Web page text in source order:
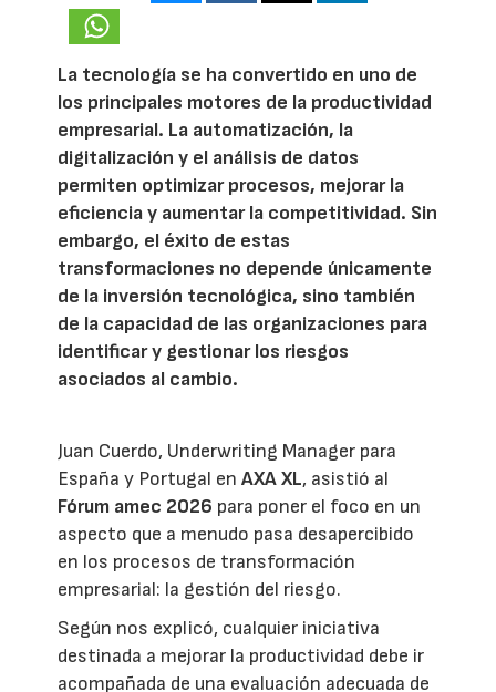
La tecnología se ha convertido en uno de
los principales motores de la productividad
empresarial. La automatización, la
digitalización y el análisis de datos
permiten optimizar procesos, mejorar la
eficiencia y aumentar la competitividad. Sin
embargo, el éxito de estas
transformaciones no depende únicamente
de la inversión tecnológica, sino también
de la capacidad de las organizaciones para
identificar y gestionar los riesgos
asociados al cambio.
Juan Cuerdo, Underwriting Manager para
España y Portugal enAXA XL, asistió al
Fórum amec 2026 para poner el foco en un
aspecto que a menudo pasa desapercibido
en los procesos de transformación
empresarial: la gestión del riesgo.
Según nos explicó, cualquier iniciativa
destinada a mejorar la productividad debe ir
acompañada de una evaluación adecuada de